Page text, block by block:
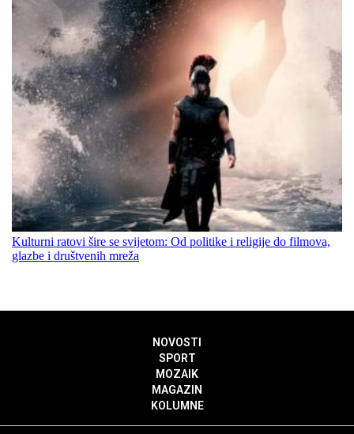
Kulturni ratovi šire se svijetom: Od politike i religije do filmova,
glazbe i društvenih mreža
NOVOSTI
SPORT
MOZAIK
MAGAZIN
KOLUMNE